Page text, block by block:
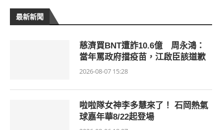
最新新聞
慈濟買BNT遭詐10.6億 周永鴻：
當年罵政府擋疫苗，江啟臣該道歉
2026-08-07 15:28
啦啦隊女神李多慧來了！ 石岡熱氣
球嘉年華8/22起登場